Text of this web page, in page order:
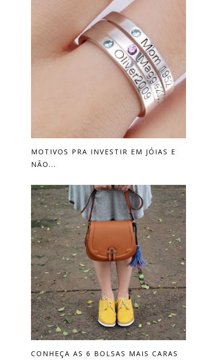
MOTIVOS PRA INVESTIR EM JÓIAS E
NÃO...
CONHEÇA AS 6 BOLSAS MAIS CARAS